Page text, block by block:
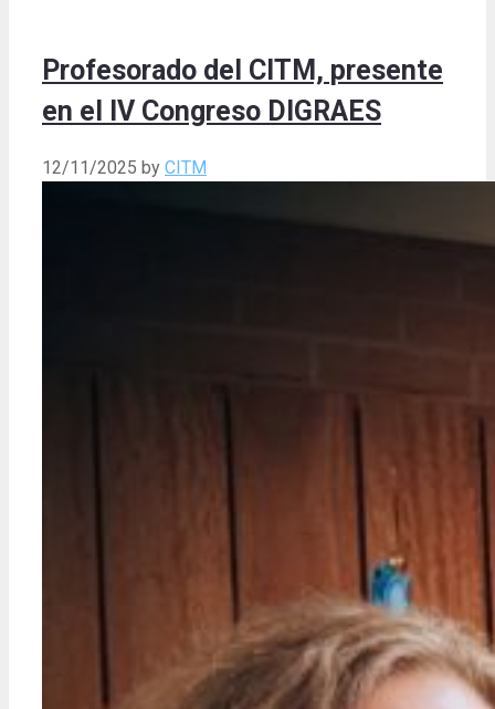
Profesorado del CITM, presente
en el IV Congreso DIGRAES
12/11/2025 by CITM